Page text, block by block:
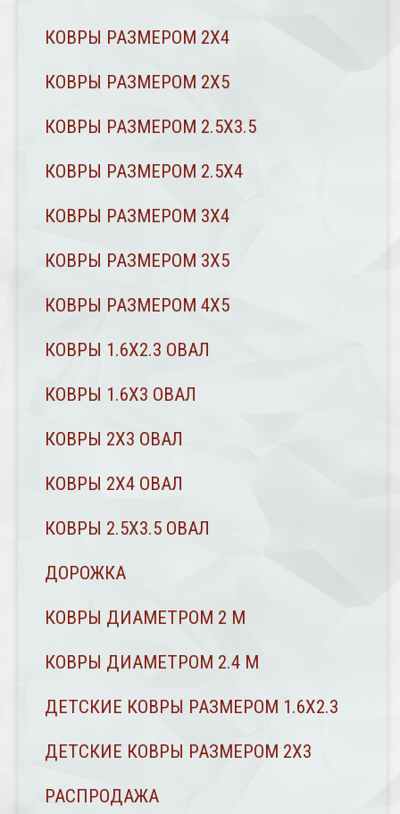
КОВРЫ РАЗМЕРОМ 2Х4
КОВРЫ РАЗМЕРОМ 2Х5
КОВРЫ РАЗМЕРОМ 2.5Х3.5
КОВРЫ РАЗМЕРОМ 2.5Х4
КОВРЫ РАЗМЕРОМ 3Х4
КОВРЫ РАЗМЕРОМ 3Х5
КОВРЫ РАЗМЕРОМ 4Х5
КОВРЫ 1.6Х2.3 ОВАЛ
КОВРЫ 1.6Х3 ОВАЛ
КОВРЫ 2X3 ОВАЛ
КОВРЫ 2Х4 ОВАЛ
КОВРЫ 2.5Х3.5 ОВАЛ
ДОРОЖКА
КОВРЫ ДИАМЕТРОМ 2 М
КОВРЫ ДИАМЕТРОМ 2.4 M
ДЕТСКИЕ КОВРЫ РАЗМЕРОМ 1.6Х2.3
ДЕТСКИЕ КОВРЫ РАЗМЕРОМ 2Х3
РАСПРОДАЖА